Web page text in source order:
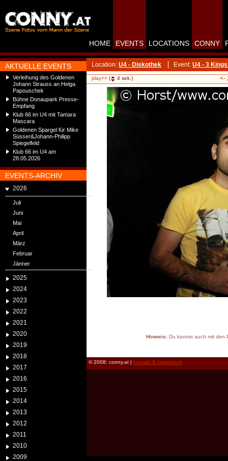
AKTUELLE EVENTS
Verleihung des Goldenen
Johann Strauss an Helga
Papouschek
Bühne Donaupark Presse-
Empfang
Klub 66 im U4 mit Tamara
Mascara
Goldenen Spargel für Mike
Süsser&Johann-Philipp
Spiegelfeld
Klub 66 im U4 am
28.05.2026
EVENTS-ARCHIV
2026
Juli
Juni
Mai
April
März
Februar
Jänner
2025
2024
2023
2022
2021
2020
2019
2018
2017
2016
2015
2014
2013
2012
2011
2010
2009
HOME EVENTS LOCATIONS CONNY
Location: U4 - Diskothek Event: U4 - 3
play>> ( 4 sek.) <-
Hinweis:Du kannst auch mit den
© 2008: conny.at | kontakt & impressum